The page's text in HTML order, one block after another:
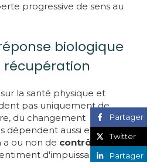
progressive de sens au
biologique
la santé physique et
pas uniquement de
du changement
dépendent aussi et surtout
ou non de contrôler la
d'impuissance et
Partager
Twitter
Partager